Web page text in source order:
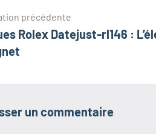
précédente
Rolex Datejust-rl146 :
un commentaire